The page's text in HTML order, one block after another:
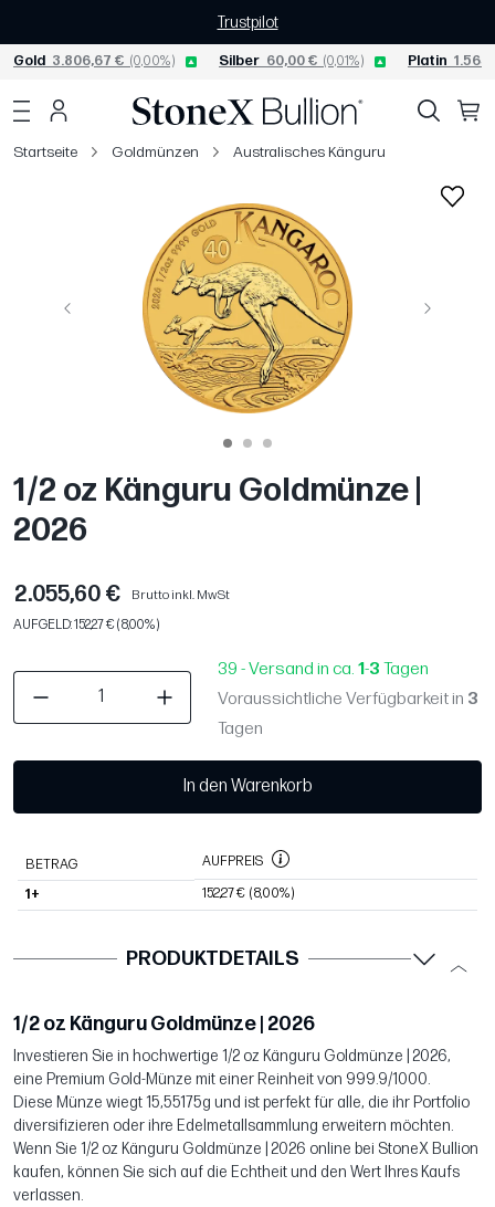
Trustpilot
Gold 3.806,67 € (0,00%) Silber 60,00 € (0,01%) Platin
Startseite Goldmünzen Australisches Känguru
Vorige Weiter
1/2 oz Känguru Goldmünze |
2026
2.055,60 €
Brutto inkl. MwSt
AUFGELD: 152,27 € (8,00%)
39 - Versand in ca. 1-3 Tagen
Voraussichtliche Verfügbarkeit in 3
Tagen
In den Warenkorb
BETRAG AUFPREIS
1+ 152,27 € (8,00%)
PRODUKTDETAILS
1/2 oz Känguru Goldmünze | 2026
Investieren Sie in hochwertige 1/2 oz Känguru Goldmünze | 2026,
eine Premium Gold-Münze mit einer Reinheit von 999.9/1000.
Diese Münze wiegt 15,55175g und ist perfekt für alle, die ihr Portfolio
diversifizieren oder ihre Edelmetallsammlung erweitern möchten.
Wenn Sie 1/2 oz Känguru Goldmünze | 2026 online bei StoneX Bullion
kaufen, können Sie sich auf die Echtheit und den Wert Ihres Kaufs
verlassen.